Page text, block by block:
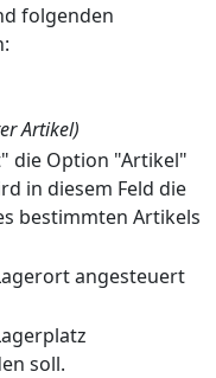
folgenden
Artikel)
die Option "Artikel"
in diesem Feld die
bestimmten Artikels
angesteuert
soll.